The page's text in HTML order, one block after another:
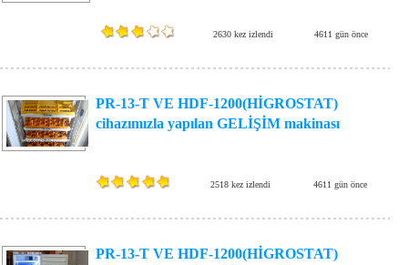
2630 kez izlendi 4611 gün önce
PR-13-T VE HDF-1200(HİGROSTAT)
cihazımızla yapılan GELİŞİM makinası
2518 kez izlendi 4611 gün önce
PR-13-T VE HDF-1200(HİGROSTAT)